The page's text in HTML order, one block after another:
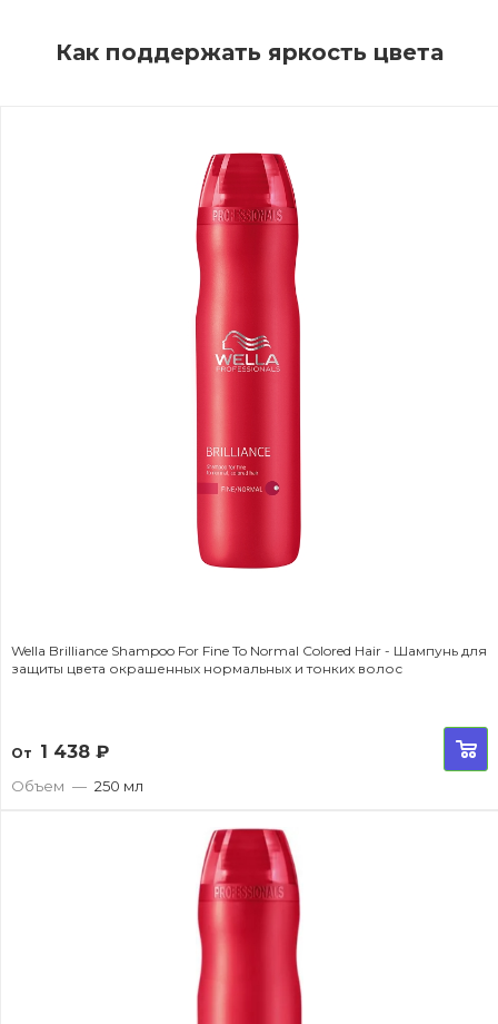
Как поддержать яркость цвета
Wella Brilliance Shampoo For Fine To Normal Colored Hair - Шампунь для
защиты цвета окрашенных нормальных и тонких волос
От 1 438 ₽
Объем — 250 мл